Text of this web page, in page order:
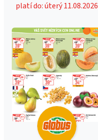
platí do: úterý 11.08.2026